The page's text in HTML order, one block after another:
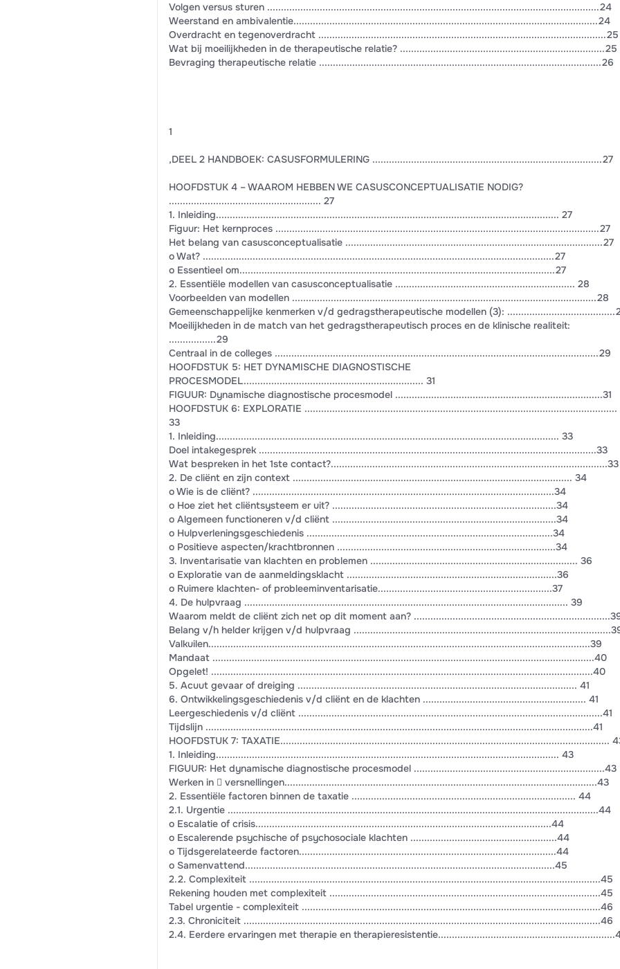
Volgen versus sturen ........................................................................................................................24
Weerstand en ambivalentie..............................................................................................................24
Overdracht en tegenoverdracht ........................................................................................................25
Wat bij moeilijkheden in de therapeutische relatie? ..........................................................................25
Bevraging therapeutische relatie ......................................................................................................26
1
,DEEL 2 HANDBOEK: CASUSFORMULERING ...................................................................................27
HOOFDSTUK 4 – WAAROM HEBBEN WE CASUSCONCEPTUALISATIE NODIG?
....................................................... 27
1. Inleiding............................................................................................................................ 27
Figuur: Het kernproces .....................................................................................................................27
Het belang van casusconceptualisatie .............................................................................................27
o Wat? ...............................................................................................................................27
o Essentieel om..................................................................................................................27
2. Essentiële modellen van casusconceptualisatie ................................................................. 28
Voorbeelden van modellen ..............................................................................................................28
Gemeenschappelijke kenmerken v/d gedragstherapeutische modellen (3):
Moeilijkheden in de match van het gedragstherapeutisch proces en de klinische realiteit:
.................29
Centraal in de colleges .....................................................................................................................29
HOOFDSTUK 5: HET DYNAMISCHE DIAGNOSTISCHE
PROCESMODEL................................................................. 31
FIGUUR: Dynamische diagnostische procesmodel ...........................................................................31
HOOFDSTUK 6: EXPLORATIE .................................................................................................................
33
1. Inleiding............................................................................................................................ 33
Doel intakegesprek ..........................................................................................................................33
Wat bespreken in het 1ste contact?....................................................................................................33
2. De cliënt en zijn context ..................................................................................................... 34
o Wie is de cliënt? .............................................................................................................34
o Hoe ziet het cliëntsysteem er uit? .................................................................................34
o Algemeen functioneren v/d cliënt .................................................................................34
o Hulpverleningsgeschiedenis .........................................................................................34
o Positieve aspecten/krachtbronnen ...............................................................................34
3. Inventarisatie van klachten en problemen ........................................................................... 36
o Exploratie van de aanmeldingsklacht ............................................................................36
o Ruimere klachten- of probleeminventarisatie...............................................................37
4. De hulpvraag ..................................................................................................................... 39
Waarom meldt de cliënt zich net op dit moment aan?
Belang v/h helder krijgen v/d hulpvraag
Valkuilen..........................................................................................................................................39
Mandaat ..........................................................................................................................................40
Opgelet! ..........................................................................................................................................40
5. Acuut gevaar of dreiging ..................................................................................................... 41
6. Ontwikkelingsgeschiedenis v/d cliënt en de klachten ........................................................... 41
Leergeschiedenis v/d cliënt ..............................................................................................................41
Tijdslijn ............................................................................................................................................41
HOOFDSTUK 7: TAXATIE.......................................................................................................................
1. Inleiding............................................................................................................................ 43
FIGUUR: Het dynamische diagnostische procesmodel .....................................................................43
Werken in  versnellingen.................................................................................................................43
2. Essentiële factoren binnen de taxatie ................................................................................. 44
2.1. Urgentie ......................................................................................................................................44
o Escalatie of crisis...........................................................................................................44
o Escalerende psychische of psychosociale klachten .....................................................44
o Tijdsgerelateerde factoren.............................................................................................44
o Samenvattend................................................................................................................45
2.2. Complexiteit ...............................................................................................................................45
Rekening houden met complexiteit ..................................................................................................45
Tabel urgentie - complexiteit ............................................................................................................46
2.3. Chroniciteit .................................................................................................................................46
2.4. Eerdere ervaringen met therapie en